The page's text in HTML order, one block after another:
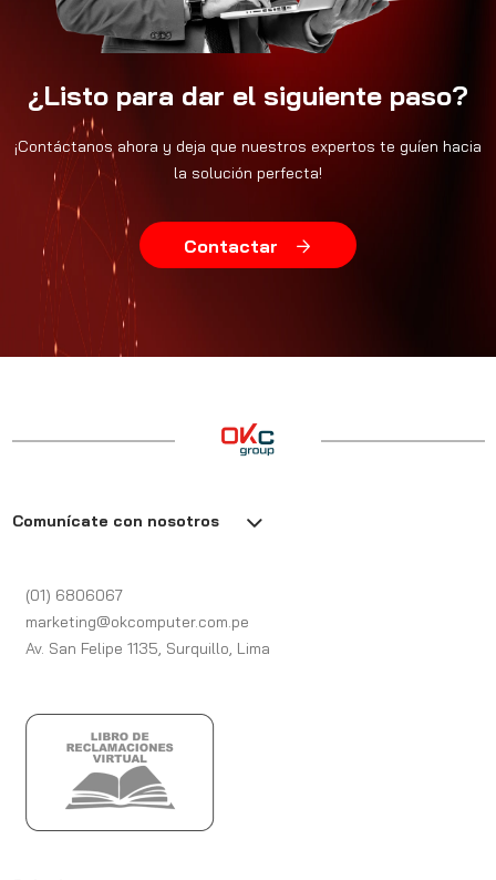
¿Listo para dar el siguiente paso?
¡Contáctanos ahora y deja que nuestros expertos te guíen hacia
la solución perfecta!
Contactar
Comunícate con nosotros
(01) 6806067
marketing@okcomputer.com.pe
Av. San Felipe 1135, Surquillo, Lima